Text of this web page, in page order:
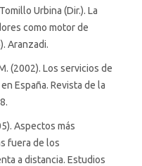
Urbina (Dir.). La
como motor de
Aranzadi.
(2002). Los servicios de
España. Revista de la
Aspectos más
fuera de los
a distancia. Estudios